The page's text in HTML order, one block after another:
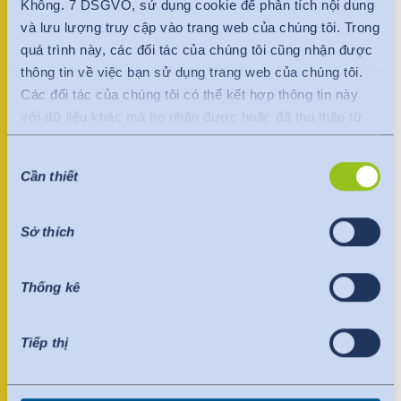
Không. 7 DSGVO, sử dụng cookie để phân tích nội dung
và lưu lượng truy cập vào trang web của chúng tôi. Trong
quá trình này, các đối tác của chúng tôi cũng nhận được
thông tin về việc bạn sử dụng trang web của chúng tôi.
Các đối tác của chúng tôi có thể kết hợp thông tin này
với dữ liệu khác mà họ nhận được hoặc đã thu thập từ
bạn một cách độc lập với trang web của chúng tôi.
Dữ liệu được chuyển đến nước thứ ba hoặc một tổ chức
quốc tế. Quyết định thỏa đáng của Ủy ban EU được tính
ba an toàn hoặc một tổ chức quốc tế an toàn cung cấp
Những điều sau đây áp dụng cho việc truyền dữ liệu đến
Hoa Kỳ: Kể từ tháng 7 năm 2023, đã có quyết định thỏa
xác định Hoa Kỳ là quốc gia thứ ba có mức độ bảo vệ dữ
liệu tương đương với EU. Quyết định đầy đủ hiện có thể
làm cơ sở cho việc truyền dữ liệu đến các tổ chức được
chọn
Cần thiết
Sở thích
Thống kê
Tiếp thị
English
Việt Nam
Tiếng Việt
bahasa Indonesia
English
Việt Nam
Tiếng Việt
中国
+370 699 84456
Người liên lạc